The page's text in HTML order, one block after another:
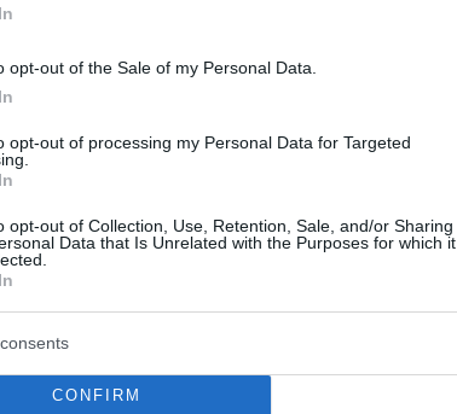
opt-out of the Sale of my Personal Data.
opt-out of processing my Personal Data for Targeted
opt-out of Collection, Use, Retention, Sale, and/or Sharing
Data that Is Unrelated with the Purposes for which it
CONFIRM
ή λιγότερη μουσική κατά τη
κάποιες ιδέες που γίνανε με
και djs, όμως η
και των συναισθημάτων δεν μπορεί
μέσο κοινωνικής δικτύωσης και
που σημαίνει μακριά)